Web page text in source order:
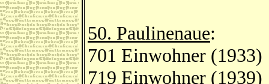
50. Paulinenaue:
701 Einwohner (1933)
719 Einwohner (1939)